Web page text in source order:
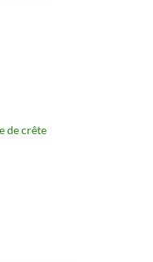
de crête